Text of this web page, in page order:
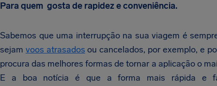
Para quem gosta de rapidez e conveniência.
Sabemos que uma interrupção na sua viagem é
sejam voos atrasados ou cancelados, por exemplo, e
procura das melhores formas de tornar a aplicação o
E a boa notícia é que a forma mais rápida e